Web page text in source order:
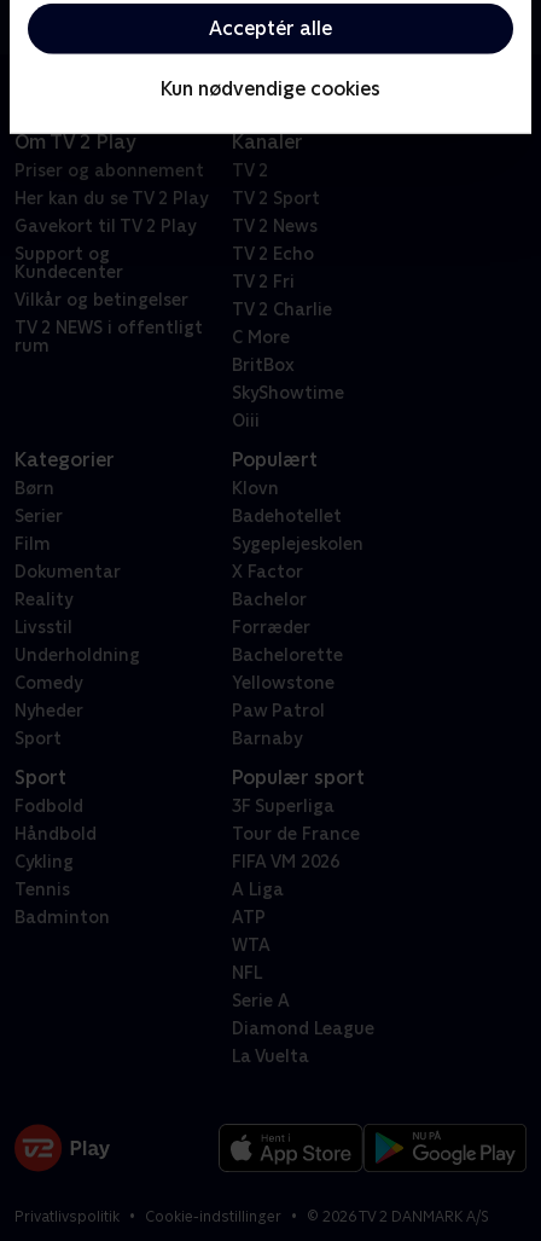
Acceptér alle
Kun nødvendige cookies
omkring slottet Godmorgensol.
Om TV 2 Play
Priser og abonnement
Her kan du se TV 2 Play
Gavekort til TV 2 Play
Support og
Kundecenter
Vilkår og betingelser
TV 2 NEWS i offentligt
rum
Kanaler
TV 2
TV 2 Sport
TV 2 News
TV 2 Echo
TV 2 Fri
TV 2 Charlie
C More
BritBox
SkyShowtime
Oiii
Kategorier
Børn
Serier
Film
Dokumentar
Reality
Livsstil
Underholdning
Comedy
Nyheder
Sport
Populært
Klovn
Badehotellet
Sygeplejeskolen
X Factor
Bachelor
Forræder
Bachelorette
Yellowstone
Paw Patrol
Barnaby
Sport
Fodbold
Håndbold
Cykling
Tennis
Badminton
Populær sport
3F Superliga
Tour de France
FIFA VM 2026
A Liga
ATP
WTA
NFL
Serie A
Diamond League
La Vuelta
Privatlivspolitik Cookie-indstillinger © 2026TV 2 DANMARK A/S